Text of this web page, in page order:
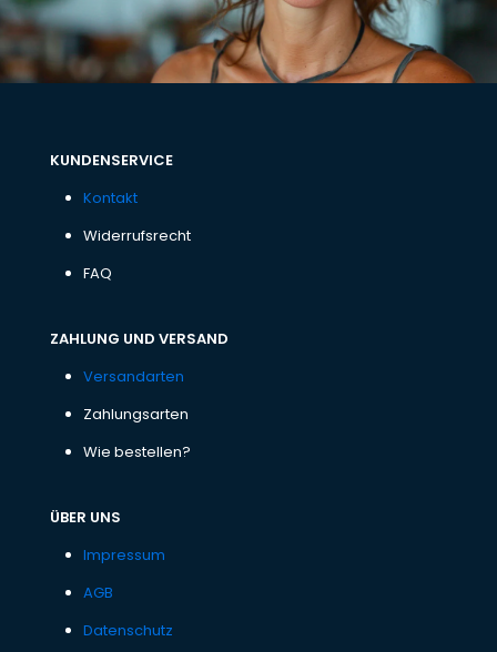
KUNDENSERVICE
Kontakt
Widerrufsrecht
FAQ
ZAHLUNG UND VERSAND
Versandarten
Zahlungsarten
Wie bestellen?
ÜBER UNS
Impressum
AGB
Datenschutz